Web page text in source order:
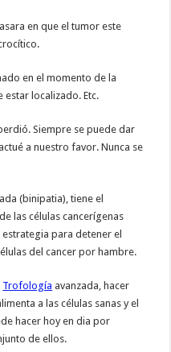
en que el tumor este
en el momento de la
estar localizado. Etc.
Siempre se puede dar
a nuestro favor. Nunca se
(binipatia), tiene el
las células cancerígenas
para detener el
del cancer por hambre.
Trofología avanzada, hacer
a las células sanas y el
hacer hoy en dia por
de ellos.